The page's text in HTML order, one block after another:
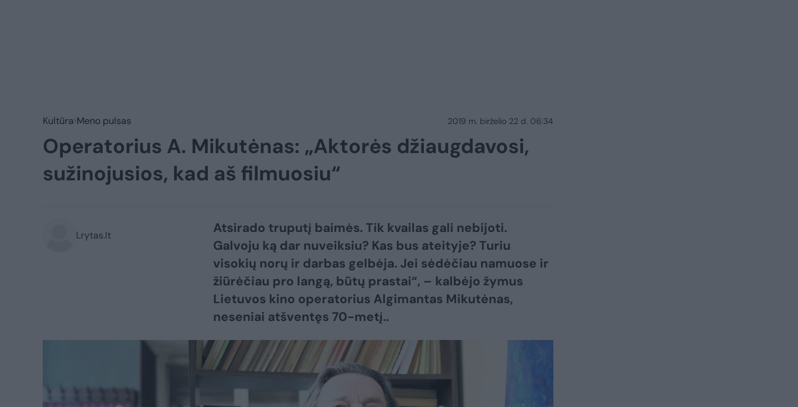
Kultūra Meno pulsas 2019 m. birželio 22 d. 06:34
Operatorius A. Mikutėnas: „Aktorės džiaugdavosi,
sužinojusios, kad aš filmuosiu“
Lrytas.lt
Atsirado truputį baimės. Tik kvailas gali nebijoti.
Galvoju ką dar nuveiksiu? Kas bus ateityje? Turiu
visokių norų ir darbas gelbėja. Jei sėdėčiau namuose ir
žiūrėčiau pro langą, būtų prastai“, – kalbėjo žymus
Lietuvos kino operatorius Algimantas Mikutėnas,
neseniai atšventęs 70-metį..